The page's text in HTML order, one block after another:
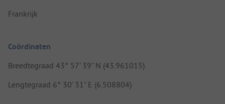
Frankrijk
Coördinaten
Breedtegraad 43° 57' 39" N (43.961015)
Lengtegraad 6° 30' 31" E (6.508804)